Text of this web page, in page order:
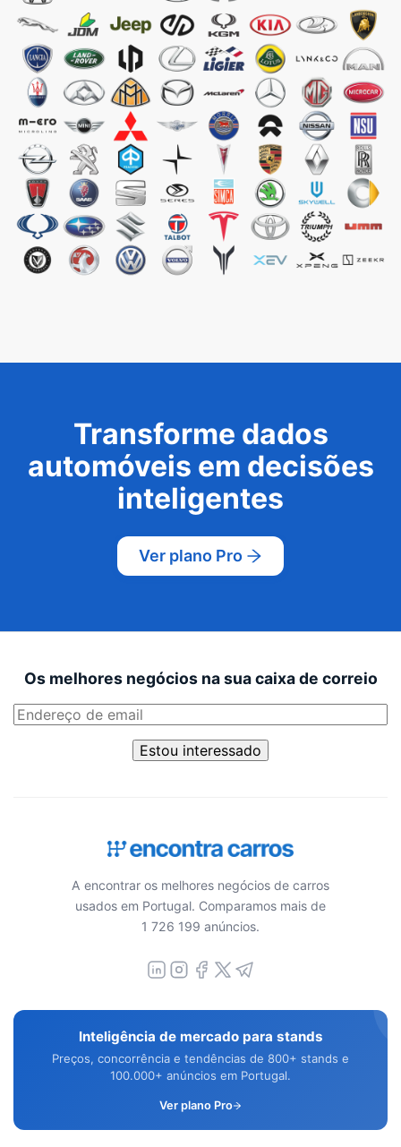
Transforme dados
automóveis em decisões
inteligentes
Ver plano Pro
Os melhores negócios na sua caixa de correio
Estou interessado
A encontrar os melhores negócios de carros
usados em Portugal. Comparamos mais de
1 726 199 anúncios.
Inteligência de mercado para stands
Preços, concorrência e tendências de 800+ stands e
100.000+ anúncios em Portugal.
Ver plano Pro